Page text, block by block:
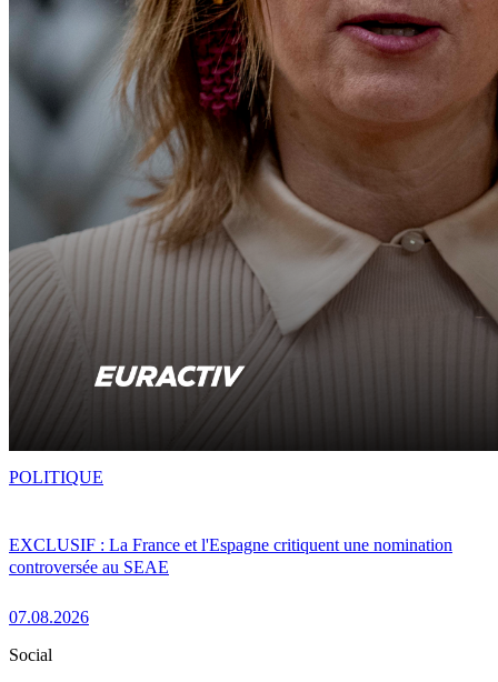
EXCLUSIF : La France et l'Espagne critiquent une nomination
controversée au SEAE
07.08.2026
POLITIQUE
Social